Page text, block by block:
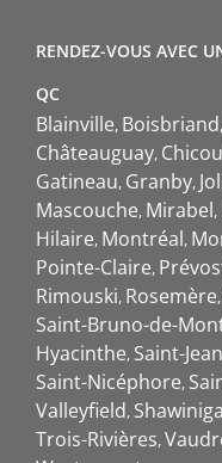
RENDEZ-VOUS AVEC
QC
Blainville Boisbriand
Châteauguay
Gatineau Granby
Mascouche Mirabel
Hilaire Montréal
Pointe-Claire
Rimouski Rosemère
Saint-Bruno-de-
Hyacinthe Saint-
Saint-Nicéphore
Valleyfield
Trois-Rivières